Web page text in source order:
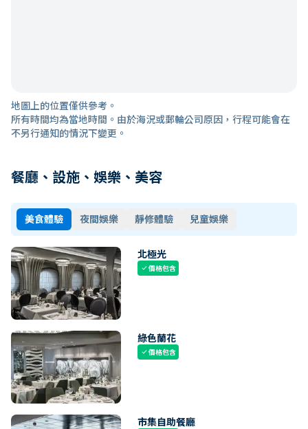
地圖上的位置僅供參考。
所有時間均為當地時間。由於海況或郵輪公司原因，行程可能會在
不另行通知的情況下變更。
餐廳、設施、娛樂、美容
美食體驗 夜間娛樂 靜修體驗 兒童娛樂
北極光
check價格包含
綠色蘭花
check價格包含
市集自助餐廳